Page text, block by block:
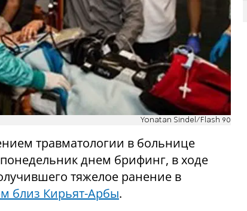
Yonatan Sindel/Flash 90
травматологии в больнице
днем брифинг, в ходе
тяжелое ранение в
близ Кирьят-Арбы.